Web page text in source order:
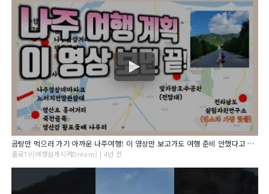
곰탕만 먹으러 가기 아까운 나주여행! 이 영상만 보고가도 여행 준비 안했다고 안혼남 / 금성관 / 마중39-17 / 전라남도삼림자원연구소 / 빛가람호수공원 / 노안집 / 송현불고기
횰로TV[여행쉽게시켜Dream] | 4년 전